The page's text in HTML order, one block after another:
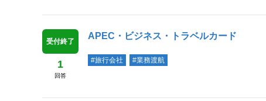
受付終了
1
回答
APEC・ビジネス・トラベルカード
#旅行会社
#業務渡航